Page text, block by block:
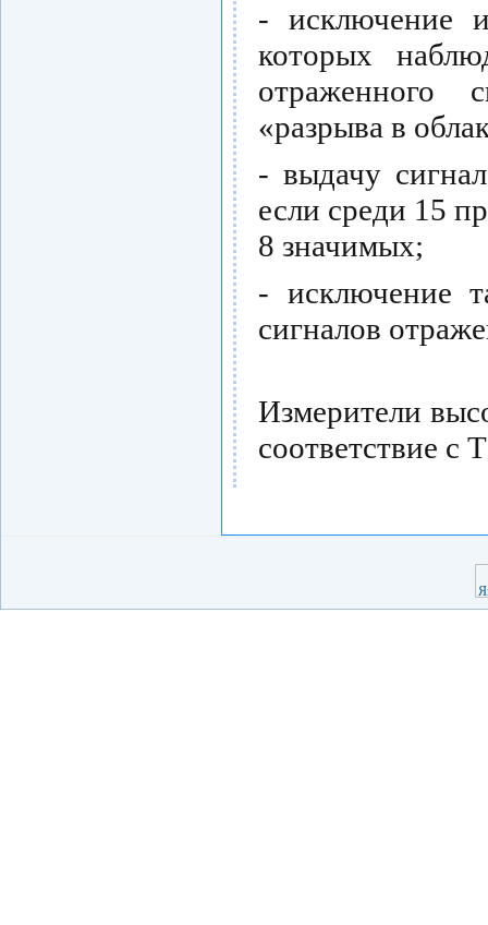
- исключение
которых
отраженного
«разрыва в
- выдачу
если среди 15
8 значимых;
- исключение
сигналов
Измерители
соответствие